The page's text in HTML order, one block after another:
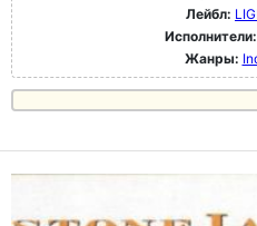
Лейбл:
Исполнители:
Жанры: